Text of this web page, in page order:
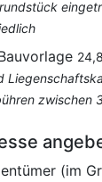
(im